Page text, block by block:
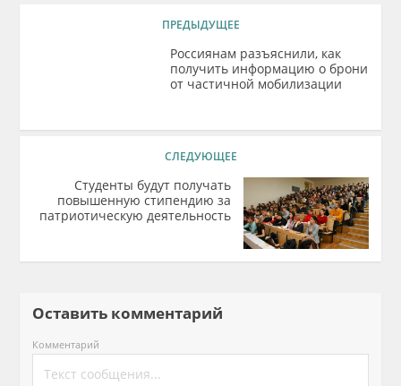
ПРЕДЫДУЩЕЕ
Россиянам разъяснили, как
получить информацию о брони
от частичной мобилизации
СЛЕДУЮЩЕЕ
Студенты будут получать
повышенную стипендию за
патриотическую деятельность
Оставить комментарий
Комментарий